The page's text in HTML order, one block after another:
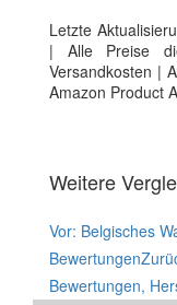
Letzte
| Alle Preise
Versandkosten |
Amazon Product
Weitere
Vor: Belgisches
Bewertungen
Bewertungen,